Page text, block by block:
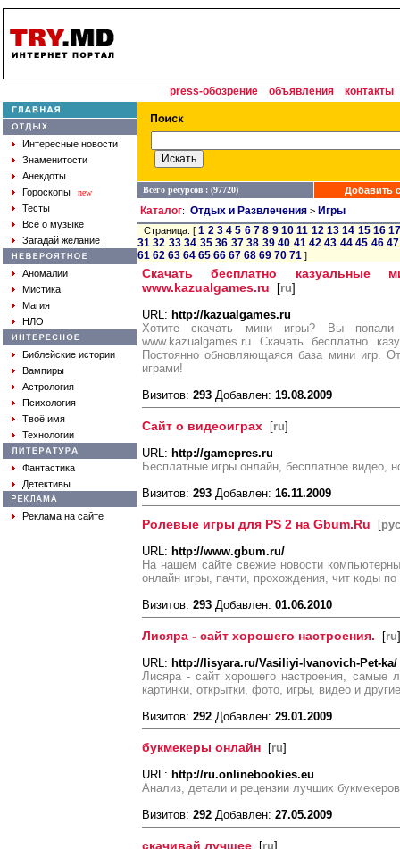
press-обозрение объявления контакты
Интересные новости
Знаменитости
Анекдоты
Гороскопы
new
Тесты
Всё о музыке
Загадай желание !
Аномалии
Мистика
Магия
НЛО
Библейские истории
Вампиры
Астрология
Психология
Твоё имя
Технологии
Фантастика
Детективы
Реклама на сайте
Всего ресурсов : (97720) Добавить
Каталог: Отдых и Развлечения > Игры
Страница: [1 2 3 4 5 6 7 8 9 10 11 12 13 14 15 16
31 32 33 34 35 36 37 38 39 40 41 42 43 44 45 46 47
61 62 63 64 65 66 67 68 69 70 71 ]
Скачать бесплатно
www.kazualgames.ru [ru]
URL: http://kazualgames.ru
Хотите скачать мини игры? Вы
www.kazualgames.ru Скачать бесплатно
Постоянно обновляющаяся база мини игр.
играми!
Визитов: 293 Добавлен: 19.08.2009
Сайт о видеоиграх [ru]
URL: http://gamepres.ru
Бесплатные игры онлайн, бесплатное видео,
Визитов: 293 Добавлен: 16.11.2009
Ролевые игры для PS 2 на Gbum.Ru [
URL: http://www.gbum.ru/
На нашем сайте свежие новости
онлайн игры, пачти, прохождения, чит коды
Визитов: 293 Добавлен: 01.06.2010
Лисяра - сайт хорошего настроения. [ru]
URL: http://lisyara.ru/Vasiliyi-Ivanovich-Pet-ka/
Лисяра - сайт хорошего настроения, самые
картинки, открытки, фото, игры, видео и
Визитов: 292 Добавлен: 29.01.2009
букмекеры онлайн [ru]
URL: http://ru.onlinebookies.eu
Анализ, детали и рецензии лучших
Визитов: 292 Добавлен: 27.05.2009
скачивай лучшее [ru]